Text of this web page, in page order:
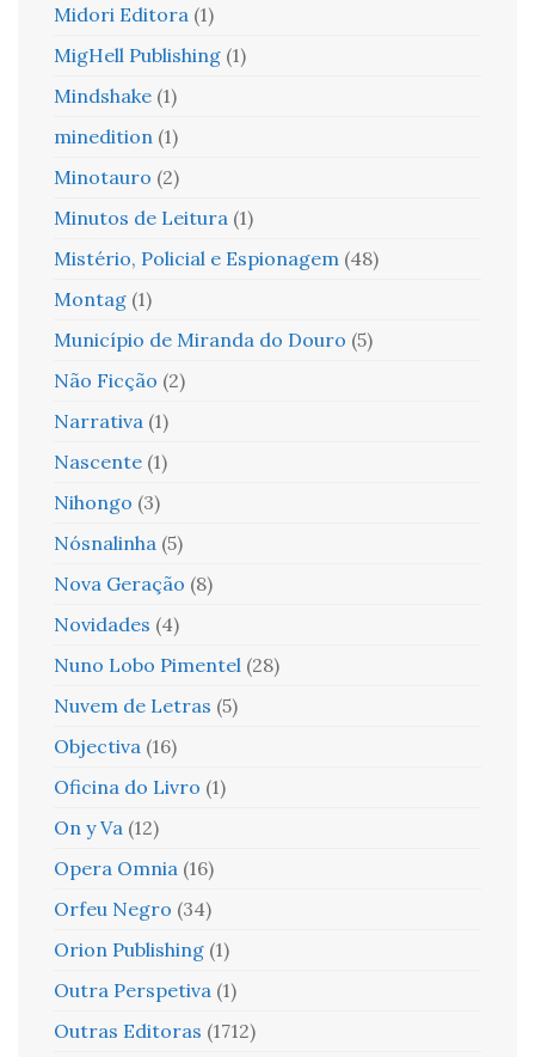
Midori Editora (1)
MigHell Publishing (1)
Mindshake (1)
minedition (1)
Minotauro (2)
Minutos de Leitura (1)
Mistério, Policial e Espionagem (48)
Montag (1)
Município de Miranda do Douro (5)
Não Ficção (2)
Narrativa (1)
Nascente (1)
Nihongo (3)
Nósnalinha (5)
Nova Geração (8)
Novidades (4)
Nuno Lobo Pimentel (28)
Nuvem de Letras (5)
Objectiva (16)
Oficina do Livro (1)
On y Va (12)
Opera Omnia (16)
Orfeu Negro (34)
Orion Publishing (1)
Outra Perspetiva (1)
Outras Editoras (1712)